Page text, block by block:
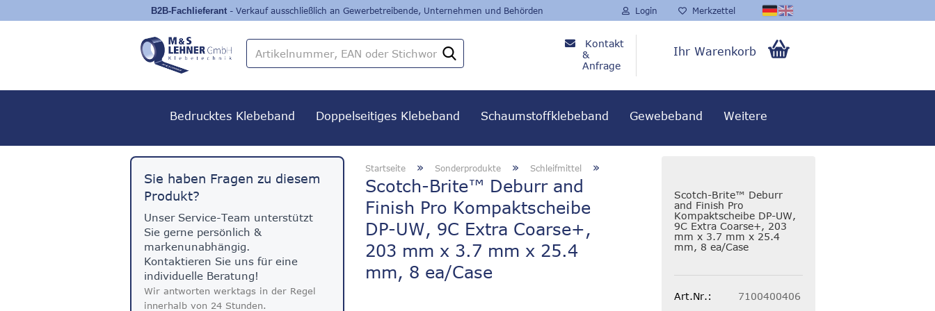
- Verkauf ausschließlich an Gewerbetreibende, Unternehmen und Behörden Login Merkzettel
Artikelnummer,
Stichwort
Kontakt
&
Anfrage
8382 /
80
Ihr Warenkorb
Bedrucktes Klebeband Doppelseitiges Klebeband Schaumstoffklebeband Gewebeband Weitere
Startseite » Sonderprodukte » Schleifmittel »
Scotch-Brite™ Deburr and
Finish Pro Kompaktscheibe
DP-UW, 9C Extra Coarse+,
203 mm x 3.7 mm x 25.4
mm, 8 ea/Case
Scotch-Brite™ Deburr
and Finish Pro
Kompaktscheibe DP-UW,
9C Extra Coarse+, 203
mm x 3.7 mm x 25.4
mm, 8 ea/Case
Art.Nr.:
7100400406
Sie haben Fragen zu diesem
Produkt?
Unser Service-Team unterstützt
Sie gerne persönlich &
markenunabhängig.
Kontaktieren Sie uns für eine
individuelle Beratung!
Wir antworten werktags in der Regel
innerhalb von 24 Stunden.